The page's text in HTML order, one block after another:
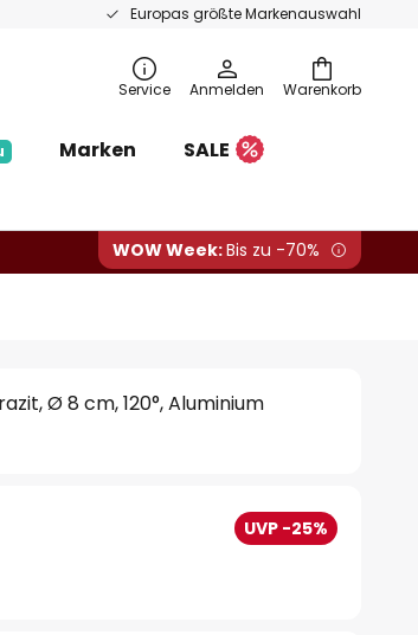
Europas größte Markenauswahl
Warenkorb
Service Anmelden
Marken
SALE
WOW Week:Bis zu -70%
Ø 8 cm, 120°, Aluminium
UVP -25%